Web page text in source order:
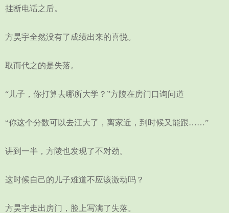
挂断电话之后。
方昊宇全然没有了成绩出来的喜悦。
取而代之的是失落。
“儿子，你打算去哪所大学？”方陵在房门口询问道
“你这个分数可以去江大了，离家近，到时候又能跟……”
讲到一半，方陵也发现了不对劲。
这时候自己的儿子难道不应该激动吗？
方昊宇走出房门，脸上写满了失落。